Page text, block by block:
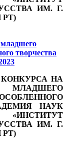
ИМ. Г.
РТ)
творчества
НА
МЛАДШЕГО
НАУК
«ИНСТИТУТ
ИМ. Г.
РТ)